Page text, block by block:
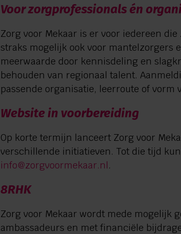
Voor zorgprofessionals én
Zorg voor Mekaar is er voor iedereen
straks mogelijk ook voor mantelzorgers
meerwaarde door kennisdeling en
behouden van regionaal talent.
passende organisatie, leerroute of vorm
Website in voorbereiding
Op korte termijn lanceert Zorg voor
verschillende initiatieven. Tot die tijd
info@zorgvoormekaar.nl.
8RHK
Zorg voor Mekaar wordt mede mogelijk
ambassadeurs en met financiële